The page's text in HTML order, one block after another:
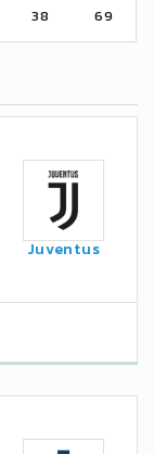
38 69
Juventus